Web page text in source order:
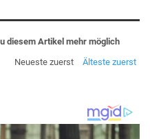
diesem Artikel mehr möglich
Neueste zuerst
Älteste zuerst